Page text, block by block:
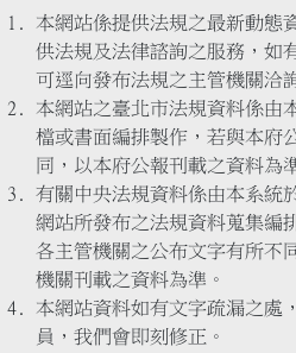
本網站係提供法規之最新動態
供法規及法律諮詢之服務，如
可逕向發布法規之主管機關洽
本網站之臺北市法規資料係由
檔或書面編排製作，若與本府
同，以本府公報刊載之資料為
有關中央法規資料係由本系統
網站所發布之法規資料蒐集編
各主管機關之公布文字有所不
機關刊載之資料為準。
本網站資料如有文字疏漏之處
員，我們會即刻修正。